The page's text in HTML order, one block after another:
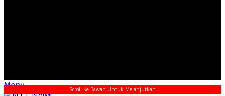
Scroll Ke Bawah Untuk Melanjutkan
Menu